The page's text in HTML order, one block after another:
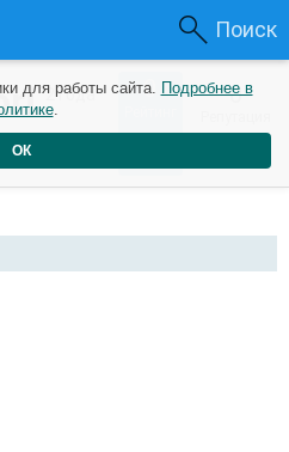
Поиск
2 года 0 0
для работы сайта. Подробнее в
.
ОК